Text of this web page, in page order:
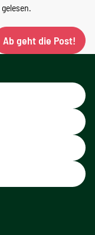
gelesen.
Ab geht die Post!